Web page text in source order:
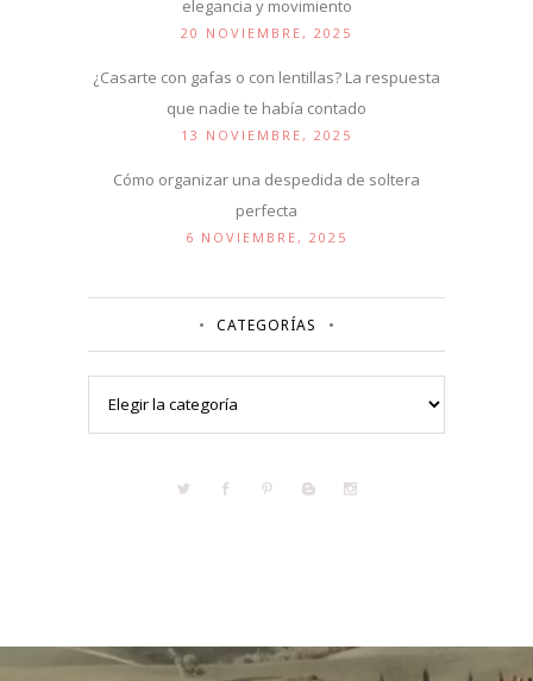
elegancia y movimiento
20 NOVIEMBRE, 2025
¿Casarte con gafas o con lentillas? La respuesta
que nadie te había contado
13 NOVIEMBRE, 2025
Cómo organizar una despedida de soltera
perfecta
6 NOVIEMBRE, 2025
CATEGORÍAS